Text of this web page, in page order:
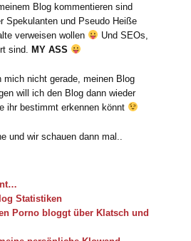
Blog kommentieren sind
Spekulanten und Pseudo Heiße
verweisen wollen
Und SEOs,
sind.MY ASS
mich nicht gerade, meinen Blog
will ich den Blog dann wieder
ihr bestimmt erkennen könnt
und wir schauen dann mal..
Statistiken
Porno bloggt über Klatsch und